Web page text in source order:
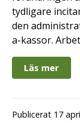
tydligare
den
a-kassor.
Läs mer
Publicerat 17